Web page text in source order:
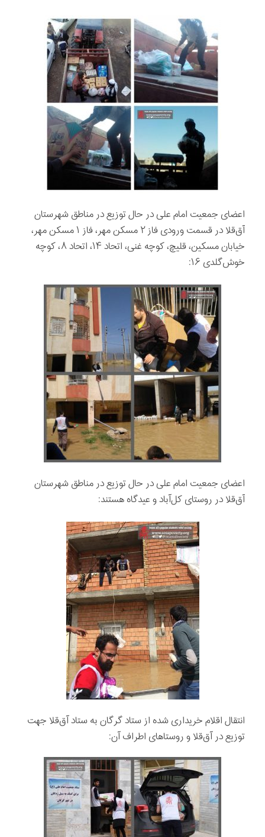
اعضای جمعیت امام علی در حال توزيع در مناطق شهرستان
آق‌قلا در قسمت ورودی فاز ۲ مسکن مهر، فاز ۱ مسکن مهر،
خیابان مسکین، قلیچ، کوچه غنی، اتحاد ۱۴، اتحاد ۸، کوچه
خوش‌گلدی ۱۶:
اعضای جمعیت امام علی در حال توزيع در مناطق شهرستان
آق‌قلا در روستای کل‌آباد و عیدگاه هستند:
انتقال اقلام خريداری شده از ستاد گرگان به ستاد آق‌قلا جهت
توزيع در آق‌قلا و روستاهای اطراف آن: